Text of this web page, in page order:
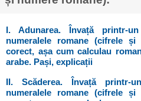
I. Adunarea. Învață printr-
numeralele romane (cifrele
corect, așa cum calculau
arabe. Pași, explicații
II. Scăderea. Învață printr-
numeralele romane (cifrele